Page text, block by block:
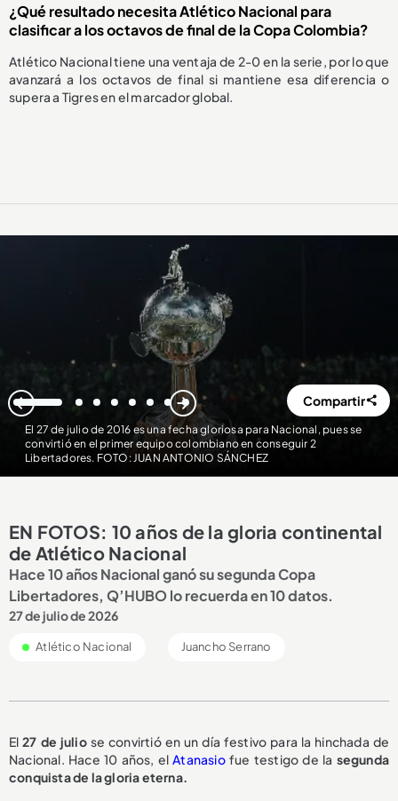
¿Qué resultado necesita Atlético Nacional para
clasificar a los octavos de final de la Copa Colombia?
Atlético Nacional tiene una ventaja de 2-0 en la serie, por lo que
avanzará a los octavos de final si mantiene esa diferencia o
supera a Tigres en el marcador global.
El 27 de julio de 2016 es una fecha gloriosa para Nacional, pues se
convirtió en el primer equipo colombiano en conseguir 2
Libertadores. FOTO: JUAN ANTONIO SÁNCHEZ
1 2 3 4 5 6 7 8 Compartir
EN FOTOS: 10 años de la gloria continental
de Atlético Nacional
Hace 10 años Nacional ganó su segunda Copa
Libertadores, Q’HUBO lo recuerda en 10 datos.
27 de julio de 2026
Atlético Nacional Juancho Serrano
El27 de juliose convirtió en un día festivo para la hinchada de
Nacional. Hace 10 años, elAtanasiofue testigo de la segunda
conquista de la gloria eterna.